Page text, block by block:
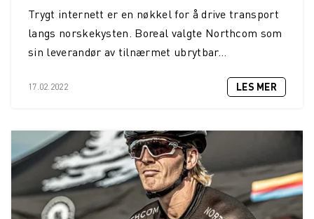
Trygt internett er en nøkkel for å drive transport
langs norskekysten. Boreal valgte Northcom som
sin leverandør av tilnærmet ubrytbar...
17.02.2022 LES MER